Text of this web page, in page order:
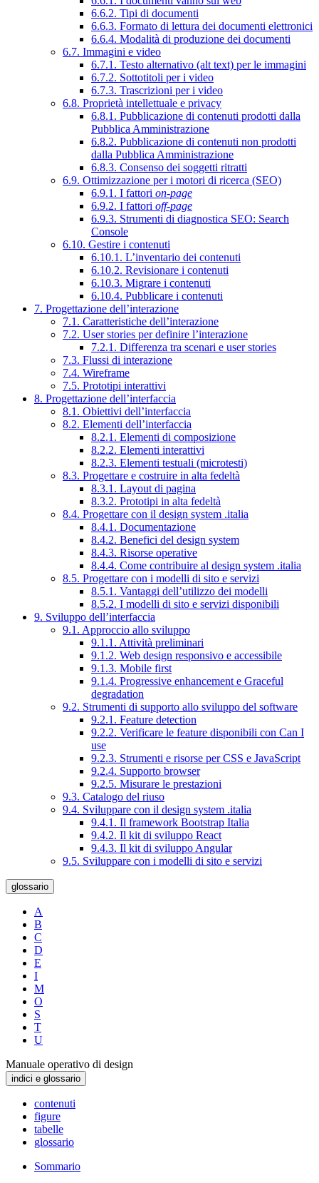
6.6.2. Tipi di documenti
6.6.3. Formato di lettura dei documenti elettronici
6.6.4. Modalità di produzione dei documenti
6.7. Immagini e video
6.7.1. Testo alternativo (alt text) per le immagini
6.7.2. Sottotitoli per i video
6.7.3. Trascrizioni per i video
6.8. Proprietà intellettuale e privacy
6.8.1. Pubblicazione di contenuti prodotti dalla
Pubblica Amministrazione
6.8.2. Pubblicazione di contenuti non prodotti
dalla Pubblica Amministrazione
6.8.3. Consenso dei soggetti ritratti
6.9. Ottimizzazione per i motori di ricerca (SEO)
6.9.1. I fattori on-page
6.9.2. I fattori off-page
6.9.3. Strumenti di diagnostica SEO: Search
Console
6.10. Gestire i contenuti
6.10.1. L’inventario dei contenuti
6.10.2. Revisionare i contenuti
6.10.3. Migrare i contenuti
6.10.4. Pubblicare i contenuti
7. Progettazione dell’interazione
7.1. Caratteristiche dell’interazione
7.2. User stories per definire l’interazione
7.2.1. Differenza tra scenari e user stories
7.3. Flussi di interazione
7.4. Wireframe
7.5. Prototipi interattivi
8. Progettazione dell’interfaccia
8.1. Obiettivi dell’interfaccia
8.2. Elementi dell’interfaccia
8.2.1. Elementi di composizione
8.2.2. Elementi interattivi
8.2.3. Elementi testuali (microtesti)
8.3. Progettare e costruire in alta fedeltà
8.3.1. Layout di pagina
8.3.2. Prototipi in alta fedeltà
8.4. Progettare con il design system .italia
8.4.1. Documentazione
8.4.2. Benefici del design system
8.4.3. Risorse operative
8.4.4. Come contribuire al design system .italia
8.5. Progettare con i modelli di sito e servizi
8.5.1. Vantaggi dell’utilizzo dei modelli
8.5.2. I modelli di sito e servizi disponibili
9. Sviluppo dell’interfaccia
9.1. Approccio allo sviluppo
9.1.1. Attività preliminari
9.1.2. Web design responsivo e accessibile
9.1.3. Mobile first
9.1.4. Progressive enhancement e Graceful
degradation
9.2. Strumenti di supporto allo sviluppo del software
9.2.1. Feature detection
9.2.2. Verificare le feature disponibili con Can I
use
9.2.3. Strumenti e risorse per CSS e JavaScript
9.2.4. Supporto browser
9.2.5. Misurare le prestazioni
9.3. Catalogo del riuso
9.4. Sviluppare con il design system .italia
9.4.1. Il framework Bootstrap Italia
9.4.2. Il kit di sviluppo React
9.4.3. Il kit di sviluppo Angular
9.5. Sviluppare con i modelli di sito e servizi
glossario
A
B
C
D
E
I
M
O
S
T
U
Manuale operativo di design
indici e glossario
contenuti
figure
tabelle
glossario
Sommario